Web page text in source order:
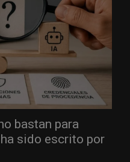
bastan para
sido escrito por